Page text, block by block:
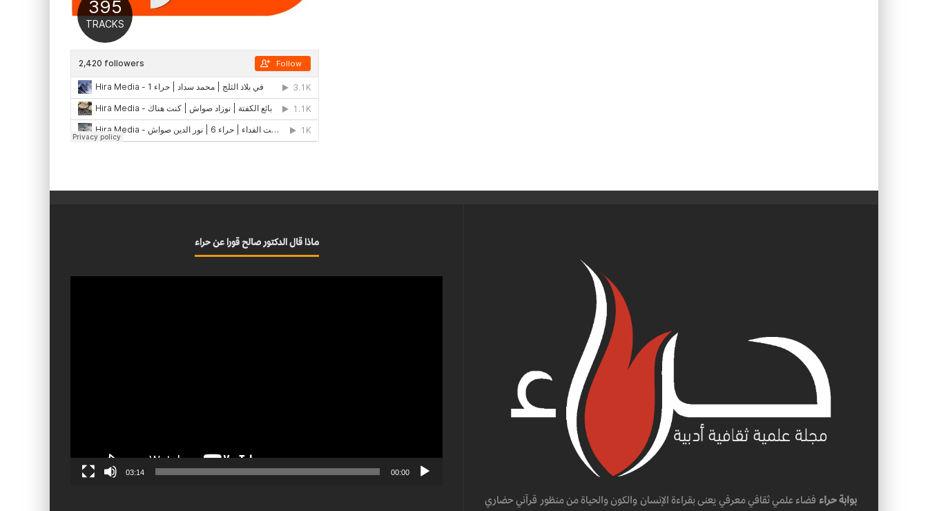
بوابة حراء فضاء علمي ثقافي معرفي يعنى بقراءة الإنسان والكون والحياة من منظور قرآني حضاري
ماذا قال الدكتور صالح قورا عن حراء
00:00
03:14